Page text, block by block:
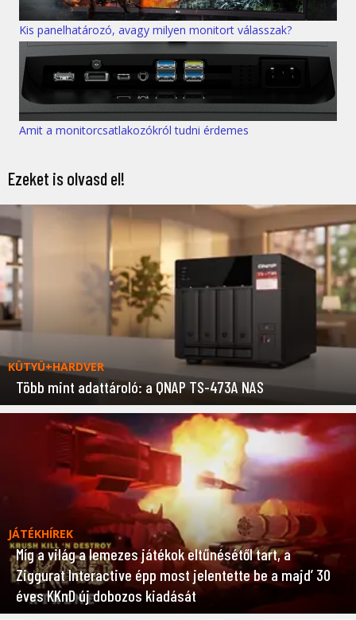
Kis panelhatározó, avagy milyen monitort válasszak?
Amit a monitorcsatlakozókról tudni érdemes
Ezeket is olvasd el!
KÜTYÜ+HARDVER
Több mint adattároló: a QNAP TS-473A NAS
JÁTÉKHÍREK
Míg a világ a lemezes játékok eltűnésétől tart, a
Ziggurat Interactive épp most jelentette be a majd’ 30
éves KKnD új dobozos kiadását